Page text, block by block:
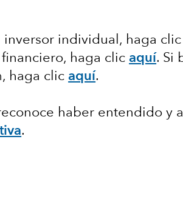
inversor individual, haga
haga clicaquí. Si
haga clicaquí.
haber entendido y
.